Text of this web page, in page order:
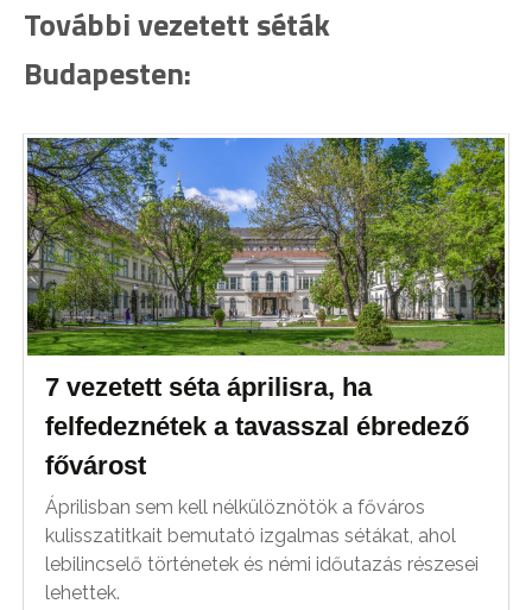
További vezetett séták
Budapesten:
7 vezetett séta áprilisra, ha
felfedeznétek a tavasszal ébredező
fővárost
Áprilisban sem kell nélkülöznötök a főváros
kulisszatitkait bemutató izgalmas sétákat, ahol
lebilincselő történetek és némi időutazás részesei
lehettek.